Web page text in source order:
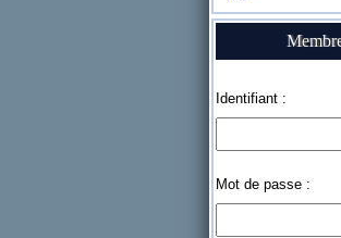
Identifiant :
Mot de passe :